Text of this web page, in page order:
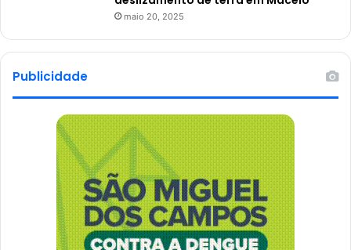
maio 20, 2025
Publicidade